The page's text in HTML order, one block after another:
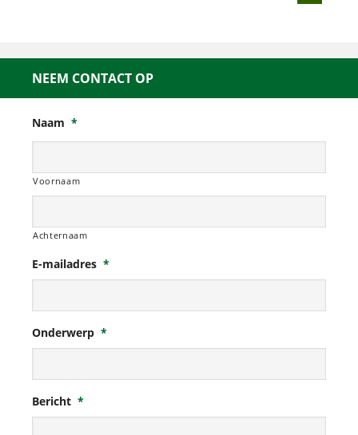
NEEM CONTACT OP
Naam *
Voornaam
Achternaam
E-mailadres *
Onderwerp *
Bericht *